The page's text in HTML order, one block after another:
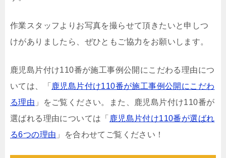
作業スタッフよりお写真を撮らせて頂きたいと申しつ
けがありましたら、ぜひともご協力をお願いします。
鹿児島片付け110番が施工事例公開にこだわる理由につ
いては、「 鹿児島片付け110番が施工事例公開にこだわ
る理由 」をご覧ください。また、鹿児島片付け110番が
選ばれる理由については「 鹿児島片付け110番が選ばれ
る6つの理由 」を合わせてご覧ください！